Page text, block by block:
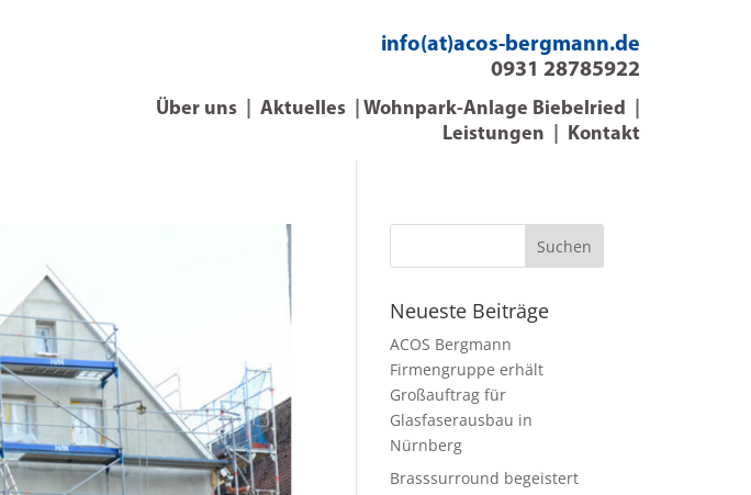
info(at)acos-bergmann.de
‭0931 28785922‬
Über uns |Aktuelles |Wohnpark-Anlage Biebelried
Leistungen
Kontakt
Neueste Beiträge
ACOS Bergmann
Firmengruppe erhält
Großauftrag für
Glasfaserausbau in
Nürnberg
Brasssurround begeistert